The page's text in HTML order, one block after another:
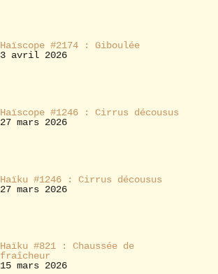
Haïscope #2174 : Giboulée
3 avril 2026
Haïscope #1246 : Cirrus décousus
27 mars 2026
Haïku #1246 : Cirrus décousus
27 mars 2026
Haïku #821 : Chaussée de
fraîcheur
15 mars 2026